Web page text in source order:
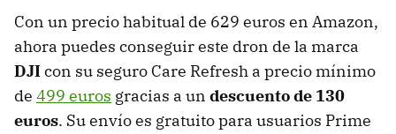
Con un precio habitual de 629 euros en Amazon,
ahora puedes conseguir este dron de la marca
DJIcon su seguro Care Refresh a precio mínimo
de 499 euros gracias a un descuento de 130
euros. Su envío es gratuito para usuarios Prime